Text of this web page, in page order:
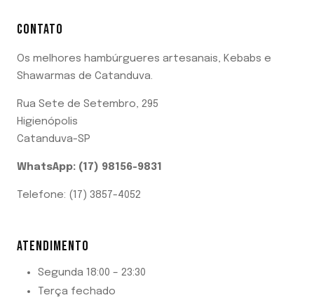
CONTATO
Os melhores hambúrgueres artesanais, Kebabs e
Shawarmas de Catanduva.
Rua Sete de Setembro, 295
Higienópolis
Catanduva-SP
WhatsApp: (17) 98156-9831
Telefone: (17) 3857-4052
ATENDIMENTO
Segunda 18:00 – 23:30
Terça fechado